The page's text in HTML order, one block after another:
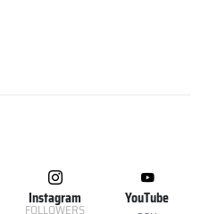
Instagram YouTube